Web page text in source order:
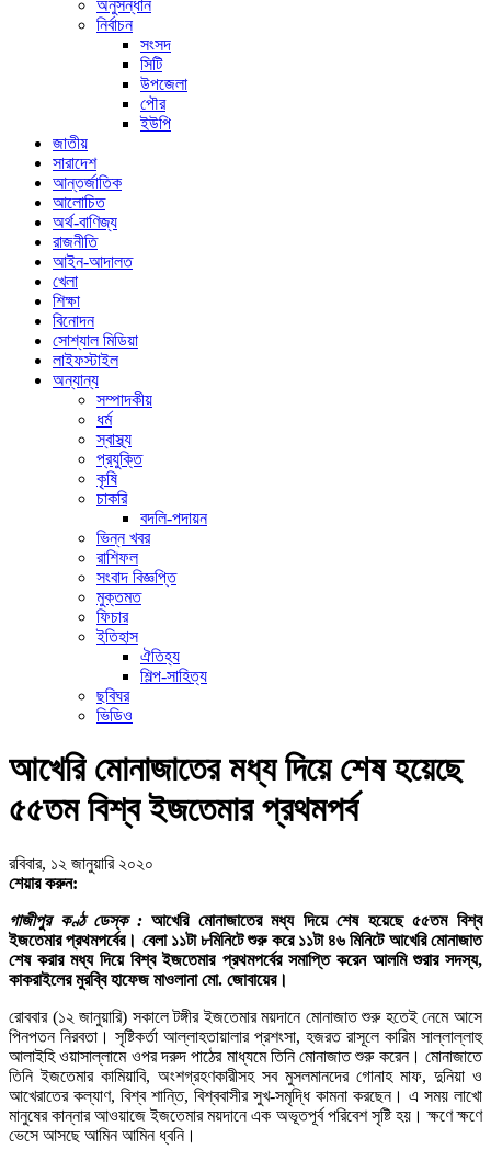
অনুসন্ধান
নির্বাচন
সংসদ
সিটি
উপজেলা
পৌর
ইউপি
জাতীয়
সারাদেশ
আন্তর্জাতিক
আলোচিত
অর্থ-বাণিজ্য
রাজনীতি
আইন-আদালত
খেলা
শিক্ষা
বিনোদন
সোশ্যাল মিডিয়া
লাইফস্টাইল
অন্যান্য
সম্পাদকীয়
ধর্ম
স্বাস্থ্য
প্রযুক্তি
কৃষি
চাকরি
বদলি-পদায়ন
ভিন্ন খবর
রাশিফল
সংবাদ বিজ্ঞপ্তি
মুক্তমত
ফিচার
ইতিহাস
ঐতিহ্য
শিল্প-সাহিত্য
ছবিঘর
ভিডিও
আখেরি মোনাজাতের মধ্য দিয়ে শেষ হয়েছে
৫৫তম বিশ্ব ইজতেমার প্রথমপর্ব
রবিবার, ১২ জানুয়ারি ২০২০
শেয়ার করুন:
গাজীপুর কণ্ঠ ডেস্ক :আখেরি মোনাজাতের মধ্য দিয়ে শেষ হয়েছে ৫৫তম বিশ্ব
ইজতেমার প্রথমপর্বের। বেলা ১১টা ৮মিনিটে শুরু করে ১১টা ৪৬ মিনিটে আখেরি মোনাজাত
শেষ করার মধ্য দিয়ে বিশ্ব ইজতেমার প্রথমপর্বের সমাপ্তি করেন আলমি শুরার সদস্য,
কাকরাইলের মুরব্বি হাফেজ মাওলানা মো. জোবায়ের।
রোববার (১২ জানুয়ারি) সকালে টঙ্গীর ইজতেমার ময়দানে মোনাজাত শুরু হতেই নেমে আসে
পিনপতন নিরবতা। সৃষ্টিকর্তা আল্লাহতায়ালার প্রশংসা, হজরত রাসূলে কারিম সাল্লাল্লাহু
আলাইহি ওয়াসাল্লামে ওপর দরুদ পাঠের মাধ্যমে তিনি মোনাজাত শুরু করেন। মোনাজাতে
তিনি ইজতেমার কামিয়াবি, অংশগ্রহণকারীসহ সব মুসলমানদের গোনাহ মাফ, দুনিয়া ও
আখেরাতের কল্যাণ, বিশ্ব শান্তি, বিশ্ববাসীর সুখ-সমৃদ্ধি কামনা করছেন। এ সময় লাখো
মানুষের কান্নার আওয়াজে ইজতেমার ময়দানে এক অভূতপূর্ব পরিবেশ সৃষ্টি হয়। ক্ষণে ক্ষণে
ভেসে আসছে আমিন আমিন ধ্বনি।